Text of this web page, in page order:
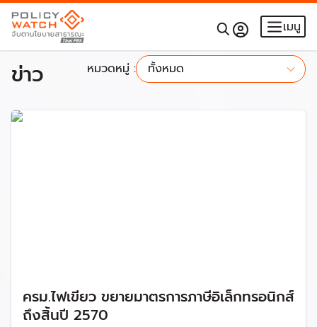
เมนู
ข่าว หมวดหมู่ :
ทั้งหมด
ทั้งหมด
ครม.ไฟเขียว ขยายมาตรการภาษีอิเล็กทรอนิกส์
ถึงสิ้นปี 2570